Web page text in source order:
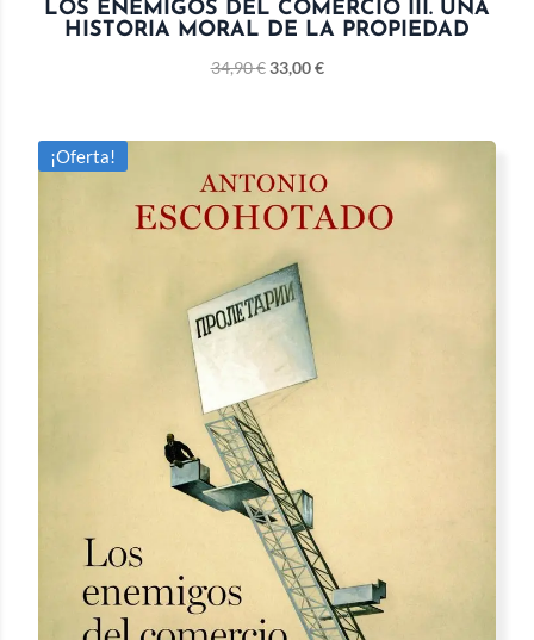
LOS ENEMIGOS DEL COMERCIO III. UNA
HISTORIA MORAL DE LA PROPIEDAD
34,90€ 33,00€
¡Oferta!